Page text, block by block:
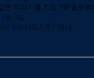
은 이야기를 기업 VIP들로부
셜미디어를 초기부터 잘 활용
월 9일
리 108수(百八手)"에서